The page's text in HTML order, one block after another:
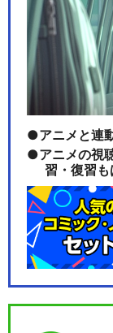
アニメと連
アニメの視
習・復習も